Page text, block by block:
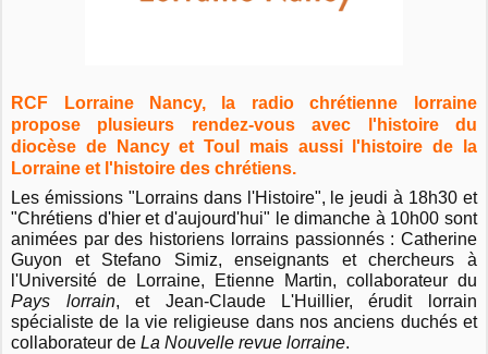
RCF Lorraine Nancy, la radio chrétienne lorraine
propose plusieurs rendez-vous avec l'histoire du
diocèse de Nancy et Toul mais aussi l'histoire de la
Lorraine et l'histoire des chrétiens.
Les émissions "Lorrains dans l'Histoire", le jeudi à 18h30 et
"Chrétiens d'hier et d'aujourd'hui" le dimanche à 10h00 sont
animées par des historiens lorrains passionnés : Catherine
Guyon et Stefano Simiz, enseignants et chercheurs à
l'Université de Lorraine, Etienne Martin, collaborateur du
Pays lorrain, et Jean-Claude L'Huillier, érudit lorrain
spécialiste de la vie religieuse dans nos anciens duchés et
collaborateur de La Nouvelle revue lorraine.